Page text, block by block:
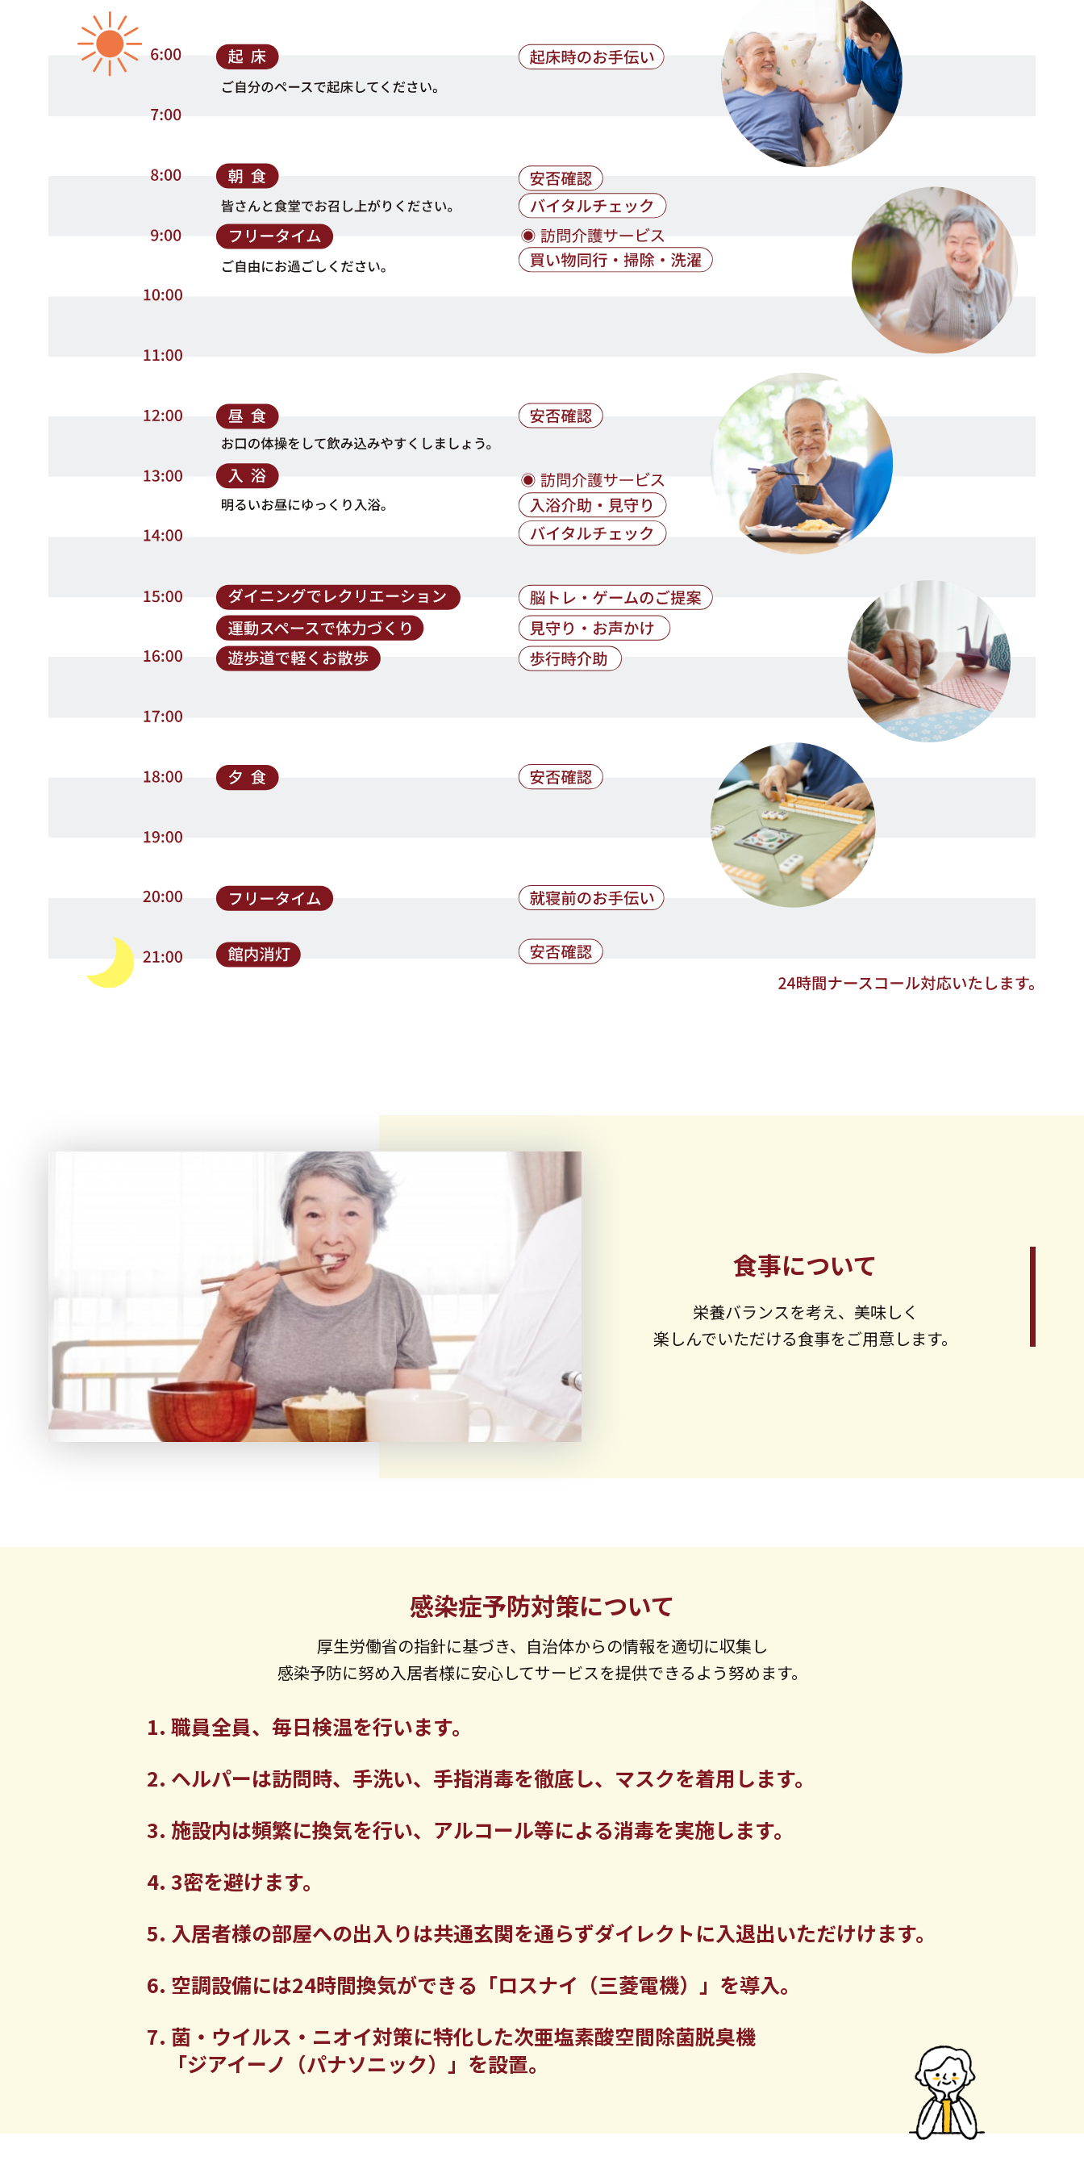
食事について
栄養バランスを考え、 美味しく
楽しんでいただける食事をご用意します。
感染症予防対策について
厚生労働省の指針に基づき、 自治体からの情報を適切に収集し
感染予防に努め入居者様に安心してサービスを提供できるよう努めます。
職員全員、毎日検温を行います。
ヘルパーは訪問時、手洗い、 手指消毒を徹底し、マスクを着用します。
施設内は頻繁に換気を行い、 アルコール等による消毒を実施します。
3密を避けます。
入居者様の部屋への出入りは共通玄関を通らずダイレクトに入退出いただけけます。
空調設備には24時間換気ができる 「ロスナイ（三菱電機）」を導入。
菌・ウイルス・ニオイ対策に特化した次亜塩素酸空間除菌脱臭機
「ジアイーノ（パナソニック）」を設置。